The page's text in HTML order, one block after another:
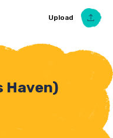
Upload
Haven)